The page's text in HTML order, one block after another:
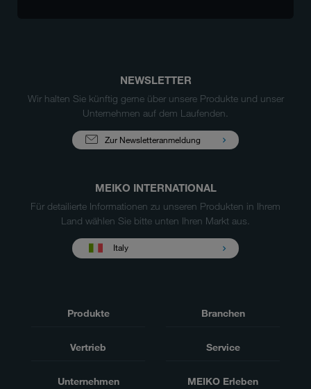
NEWSLETTER
Wir halten Sie künftig gerne über unsere Produkte und unser
Unternehmen auf dem Laufenden.
Zur Newsletteranmeldung
MEIKO INTERNATIONAL
Für detailierte Informationen zu unseren Produkten in Ihrem
Land wählen Sie bitte unten Ihren Markt aus.
Italy
Produkte Branchen
Vertrieb Service
Unternehmen MEIKO Erleben